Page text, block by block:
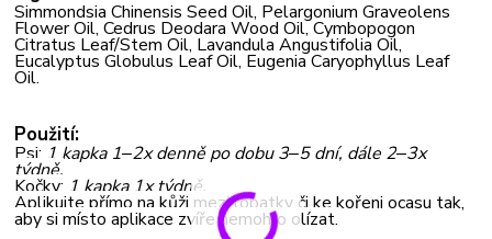
Simmondsia Chinensis Seed Oil, Pelargonium Graveolens
Flower Oil, Cedrus Deodara Wood Oil, Cymbopogon
Citratus Leaf/Stem Oil, Lavandula Angustifolia Oil,
Eucalyptus Globulus Leaf Oil, Eugenia Caryophyllus Leaf
Oil.
Použití:
Psi: 1 kapka 1‒2x denně po dobu 3‒5 dní, dále 2‒3x
týdně.
Kočky: 1 kapka 1x týdně.
Aplikujte přímo na kůži mezi lopatky či ke kořeni ocasu tak,
aby si místo aplikace zvíře nemohlo olízat.